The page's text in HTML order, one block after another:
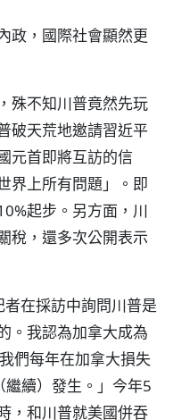
政，國際社會顯然更
殊不知川普竟然先玩
破天荒地邀請習近平
元首即將互訪的信
界上所有問題」。即
起步。另方面，川
稅，還多次公開表示
在採訪中詢問川普是
。我認為加拿大成為
們每年在加拿大損失
續）發生。」今年5
，和川普就美國併吞